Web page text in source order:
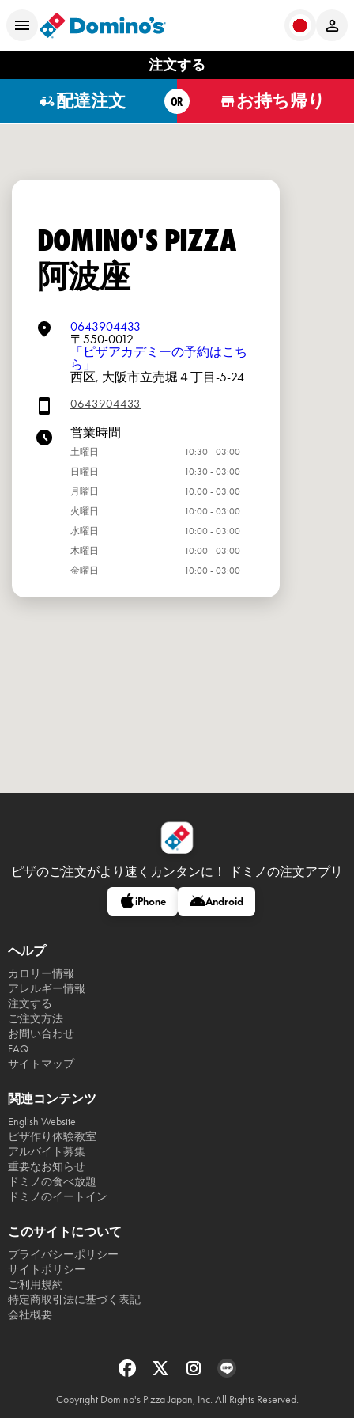
注文する
配達注文 OR お持ち帰り
DOMINO'S PIZZA
阿波座
0643904433
〒550-0012
「ピザアカデミーの予約はこち
ら」
西区, 大阪市立売堀４丁目-5-24
0643904433
営業時間
土曜日
10:30 - 03:00
日曜日
10:30 - 03:00
月曜日
10:00 - 03:00
火曜日
10:00 - 03:00
水曜日
10:00 - 03:00
木曜日
10:00 - 03:00
金曜日
10:00 - 03:00
ピザのご注文がより速くカンタンに！ ドミノの注文アプリ
iPhone Android
ヘルプ
カロリー情報
アレルギー情報
注文する
ご注文方法
お問い合わせ
FAQ
サイトマップ
関連コンテンツ
English Website
ピザ作り体験教室
アルバイト募集
重要なお知らせ
ドミノの食べ放題
ドミノのイートイン
このサイトについて
プライバシーポリシー
サイトポリシー
ご利用規約
特定商取引法に基づく表記
会社概要
Copyright Domino's Pizza Japan, Inc. All Rights Reserved.